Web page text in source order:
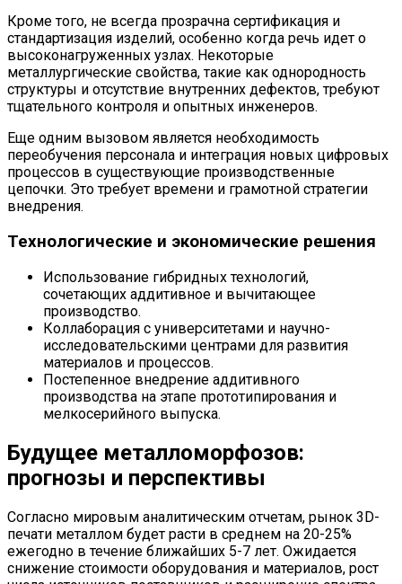
Кроме того, не всегда прозрачна сертификация и
стандартизация изделий, особенно когда речь идет о
высоконагруженных узлах. Некоторые
металлургические свойства, такие как однородность
структуры и отсутствие внутренних дефектов, требуют
тщательного контроля и опытных инженеров.
Еще одним вызовом является необходимость
переобучения персонала и интеграция новых цифровых
процессов в существующие производственные
цепочки. Это требует времени и грамотной стратегии
внедрения.
Технологические и экономические решения
Использование гибридных технологий,
сочетающих аддитивное и вычитающее
производство.
Коллаборация с университетами и научно-
исследовательскими центрами для развития
материалов и процессов.
Постепенное внедрение аддитивного
производства на этапе прототипирования и
мелкосерийного выпуска.
Будущее металломорфозов:
прогнозы и перспективы
Согласно мировым аналитическим отчетам, рынок 3D-
печати металлом будет расти в среднем на 20-25%
ежегодно в течение ближайших 5-7 лет. Ожидается
снижение стоимости оборудования и материалов, рост